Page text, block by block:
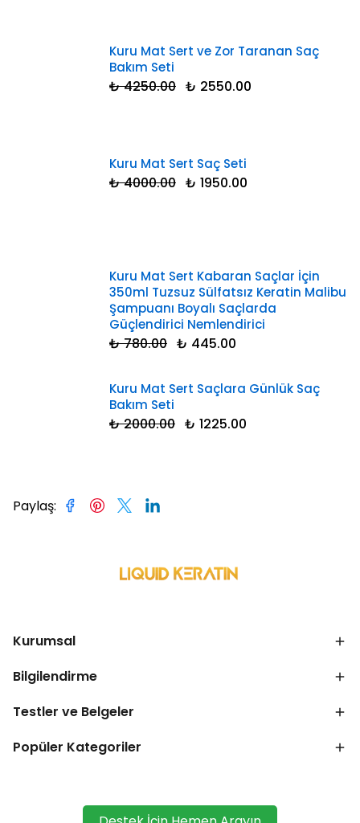
Kuru Mat Sert ve Zor Taranan Saç
Bakım Seti
₺ 4250.00 ₺ 2550.00
Kuru Mat Sert Saç Seti
₺ 4000.00 ₺ 1950.00
Kuru Mat Sert Kabaran Saçlar İçin
350ml Tuzsuz Sülfatsız Keratin Malibu
Şampuanı Boyalı Saçlarda
Güçlendirici Nemlendirici
₺ 780.00 ₺ 445.00
Kuru Mat Sert Saçlara Günlük Saç
Bakım Seti
₺ 2000.00 ₺ 1225.00
Paylaş:
Kurumsal
Bilgilendirme
Testler ve Belgeler
Popüler Kategoriler